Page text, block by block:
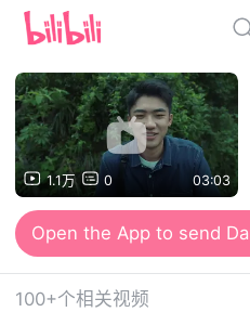
1.1万 0 03:03
100+个相关视频